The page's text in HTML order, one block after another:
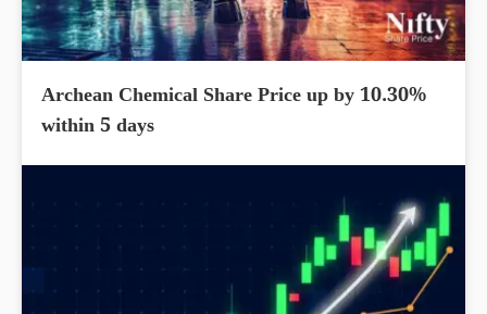
Archean Chemical Share Price up by 10.30%
within 5 days